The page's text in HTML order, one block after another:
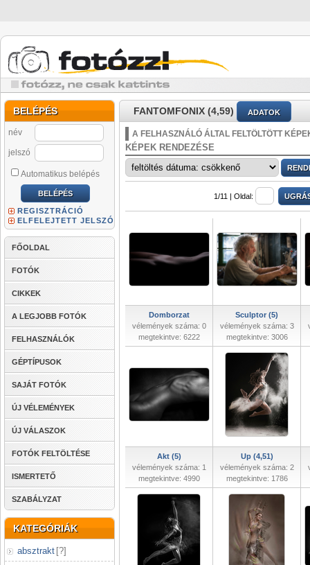
BELÉPÉS
név
jelszó
Automatikus belépés
REGISZTRÁCIÓ
ELFELEJTETT JELSZÓ
FŐOLDAL
FOTÓK
CIKKEK
A LEGJOBB FOTÓK
FELHASZNÁLÓK
GÉPTÍPUSOK
SAJÁT FOTÓK
ÚJ VÉLEMÉNYEK
ÚJ VÁLASZOK
FOTÓK FELTÖLTÉSE
ISMERTETŐ
SZABÁLYZAT
KATEGÓRIÁK
absztrakt [?]
FANTOMFONIX (4,59) ADATOK
A FELHASZNÁLÓ ÁLTAL FELTÖLTÖTT
KÉPEK RENDEZÉSE
1/11 | Oldal:
Domborzat
vélemények száma: 0
megtekintve: 6222
Sculptor (5)
vélemények száma: 3
megtekintve: 3006
Akt (5)
vélemények száma: 1
megtekintve: 4990
Up (4,51)
vélemények száma: 2
megtekintve: 1786